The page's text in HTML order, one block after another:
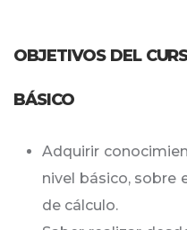
OBJETIVOS DEL
BÁSICO
Adquirir
nivel básico, sobre
de cálculo.